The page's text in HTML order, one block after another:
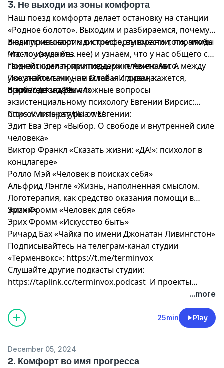
3. Не выходи из зоны комфорта
Наш поезд комфорта делает остановку на станции
«Родное болото». Выходим и разбираемся, почему
люди привыкают к дискомфорту вместо того, чтобы
что-то изменить.
В выпуске говорим о стрессе, выгорании, пирамиде
Маслоу (куда без неё) и узнаём, что у нас общего с
гвинейскими примитивными племенами. А между
уже знакомыми нам Олей и Игорем, кажется,
пробегает искра.
Подкаст сделан при поддержке Авито Авто.
Покупайте тачку, не вставая с дивана:
https://clck.ru/3Erw4x
В эпизоде задаем сложные вопросы
экзистенциальному психологу Евгении Вирсис:
https://virsis-psy.tilda.ws/
Список литературы от Евгении:
Эдит Ева Эгер «Выбор. О свободе и внутренней силе
человека»
Виктор Франкл «Сказать жизни: «ДА!»: психолог в
концлагере»
Ролло Мэй «Человек в поисках себя»
Альфрид Лэнгле «Жизнь, наполненная смыслом.
Логотерапия, как средство оказания помощи в
жизни»
Эрих Фромм «Человек для себя»
Эрих Фромм «Искусство быть»
Ричард Бах «Чайка по имени Джонатан Ливингстон»
Подписывайтесь на телеграм-канал студии
«Терменвокс»: https://t.me/terminvox
Слушайте другие подкасты студии:
https://taplink.cc/terminvox.podcast И проекты
...more
25min Play
December 05, 2024
2. Комфорт во имя прогресса